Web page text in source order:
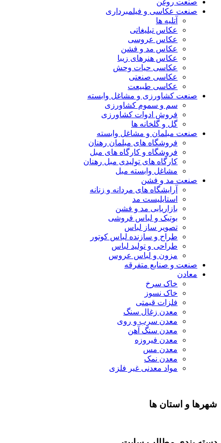
روغن
عکاسی و فیلمبرداری
آتلیه ها
عکاس تبلیغاتی
عکاس عروسی
عکاس مد و فشن
عکاس هنرهای زیبا
عکاسی حیات وحش
عکاسی صنعتی
عکاسی طبیعت
کشاورزی و مشاغل وابسته
سم و سموم کشاورزی
فروش ادوات کشاورزی
گل و گلخانه ها
مبلمان و مشاغل وابسته
فروشگاه های مبلمان رهنان
فروشگاه و کارگاه های مبل
کارگاه های تولیدی مبل رهنان
مشاغل وابسته مبل
مد و فشن
آرایشگاه های مردانه و زنانه
استایلیست مد
بازاریابی مد و فشن
بوتیک و لباس فروشی
تصویر ساز لباس
طراح و سازنده لباس کوتور
طراحی و تولید لباس
مزون و لباس عروس
و صنایع متفرقه
خاک سرخ
خاک نسوز
فلزات قیمتی
معدن زغال سنگ
معدن سرب و روی
معدن سنگ آهن
معدن فیروزه
معدن مس
معدن نمک
مواد معدنی غیر فلزی
و استان ها